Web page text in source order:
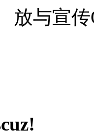
放与宣传